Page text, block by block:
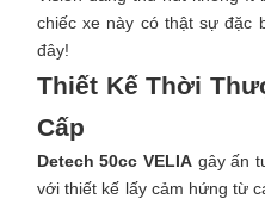
chiếc xe này có thật sự đặc
đây!
Thiết Kế Thời
Cấp
Detech 50cc VELIA gây ấn
với thiết kế lấy cảm hứng từ